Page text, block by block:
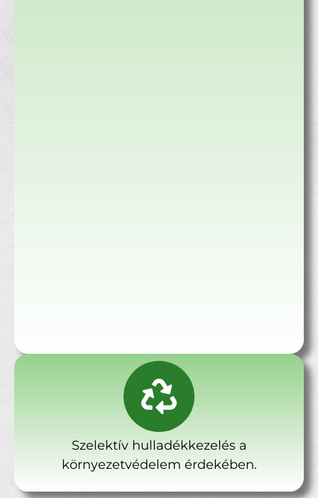
Szelektív hulladékkezelés a
környezetvédelem érdekében.